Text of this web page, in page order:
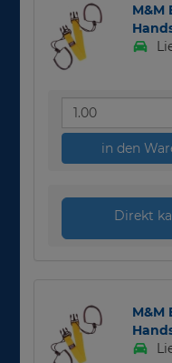
M&M
in den
Direkt
M&M